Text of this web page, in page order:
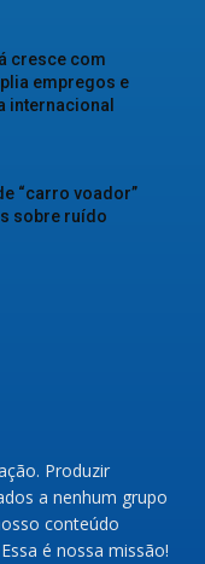
cresce com
empregos e
internacional
“carro voador”
sobre ruído
Produzir
a nenhum grupo
conteúdo
é nossa missão!